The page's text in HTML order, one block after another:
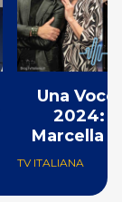
Una
2024:
Marcella
TV ITALIANA